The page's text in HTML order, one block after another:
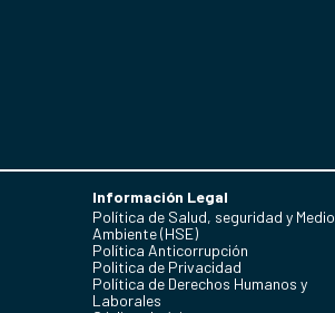
Información Legal
Política de Salud, seguridad y Medio
Ambiente (HSE)
Política Anticorrupción
Politica de Privacidad
Política de Derechos Humanos y
Laborales